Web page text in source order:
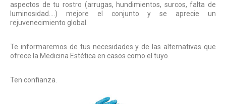
aspectos de tu rostro (arrugas, hundimientos, surcos, falta de
luminosidad….) mejore el conjunto y se aprecie un
rejuvenecimiento global.
Te informaremos de tus necesidades y de las alternativas que
ofrece la Medicina Estética en casos como el tuyo.
Ten confianza.